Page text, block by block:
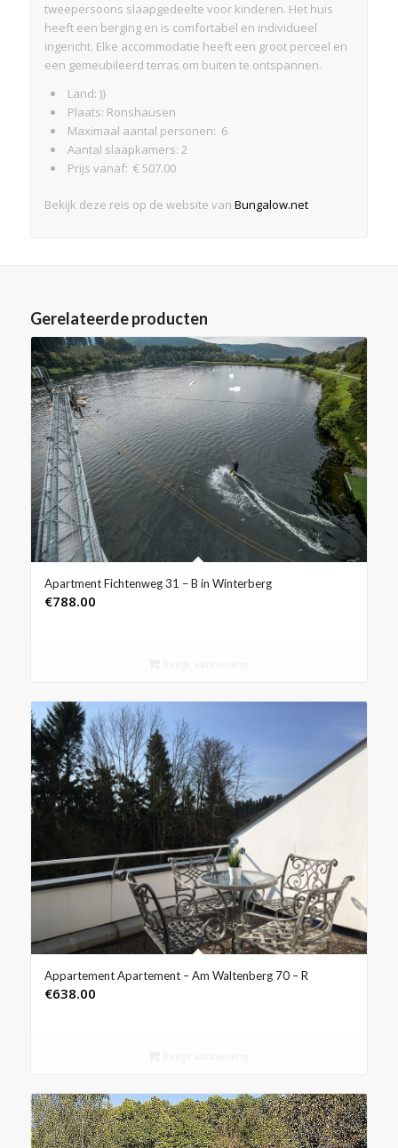
tweepersoons slaapgedeelte voor kinderen. Het huis
heeft een berging en is comfortabel en individueel
ingericht. Elke accommodatie heeft een groot perceel en
een gemeubileerd terras om buiten te ontspannen.
Land: )}
Plaats: Ronshausen
Maximaal aantal personen: 6
Aantal slaapkamers: 2
Prijs vanaf: € 507.00
Bekijk deze reis op de website van Bungalow.net
Gerelateerde producten
Apartment Fichtenweg 31 – B in Winterberg
€788.00
Appartement Apartement – Am Waltenberg 70 – R
€638.00